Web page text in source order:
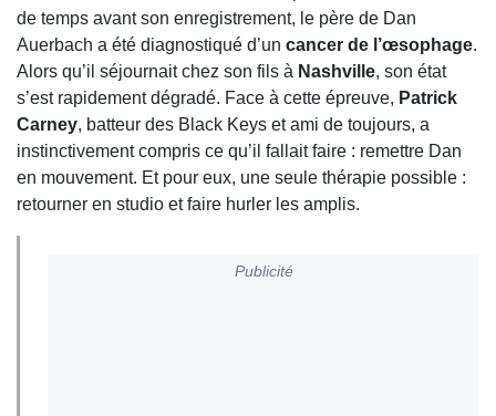
de temps avant son enregistrement, le père de Dan
Auerbach a été diagnostiqué d’un cancer de l’œsophage.
Alors qu’il séjournait chez son fils à Nashville, son état
s’est rapidement dégradé. Face à cette épreuve, Patrick
Carney, batteur des Black Keys et ami de toujours, a
instinctivement compris ce qu’il fallait faire : remettre Dan
en mouvement. Et pour eux, une seule thérapie possible :
retourner en studio et faire hurler les amplis.
Publicité